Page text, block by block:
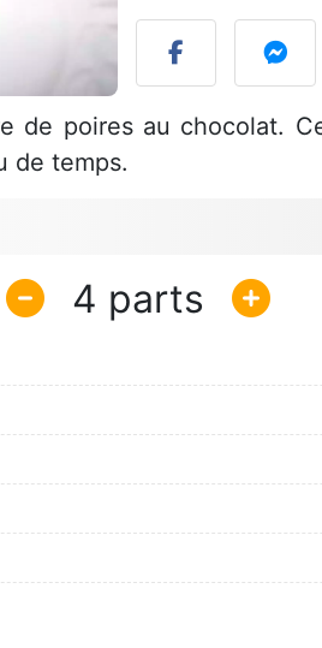
de poires au chocolat.
de temps.
4